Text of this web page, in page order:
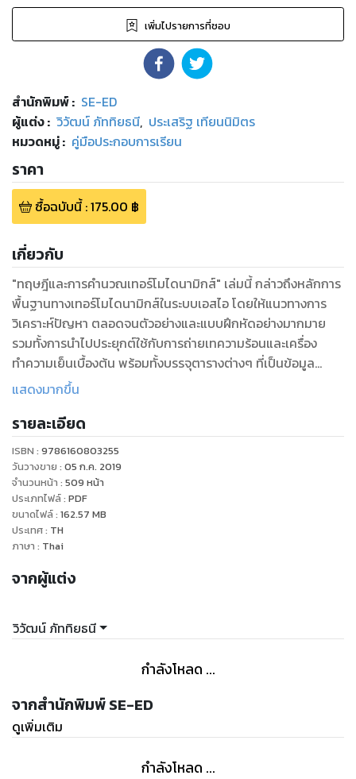
เพิ่มไปรายการที่ชอบ
สำนักพิมพ์: SE-ED
ผู้แต่ง : วิวัฒน์ ภัททิยธนี, ประเสริฐ เทียนนิมิตร
หมวดหมู่: คู่มือประกอบการเรียน
ราคา
ซื้อฉบับนี้:175.00 ฿
เกี่ยวกับ
"ทฤษฎีและการคำนวณเทอร์โมไดนามิกส์" เล่มนี้ กล่าวถึงหลักการ
พื้นฐานทางเทอร์โมไดนามิกส์ในระบบเอสไอ โดยให้แนวทางการ
วิเคราะห์ปัญหา ตลอดจนตัวอย่างและแบบฝึกหัดอย่างมากมาย
รวมทั้งการนำไปประยุกต์ใช้กับการถ่ายเทความร้อนและเครื่อง
ทำความเย็นเบื้องต้น พร้อมทั้งบรรจุตารางต่างๆ ที่เป็นข้อมูล
ปัจจุบัน เพื่อสะดวกแก่การนำไปใช้และวิเคราะห์ปัญหาต่างๆ ที่
แสดงมากขึ้น
รายละเอียด
ISBN : 9786160803255
วันวางขาย : 05 ก.ค. 2019
จำนวนหน้า : 509 หน้า
ประเภทไฟล์: PDF
ขนาดไฟล์: 162.57 MB
ประเทศ: TH
ภาษา : Thai
จากผู้แต่ง
วิวัฒน์ ภัททิยธนี
กำลังโหลด ...
จากสำนักพิมพ์ SE-ED
ดูเพิ่มเติม
กำลังโหลด ...